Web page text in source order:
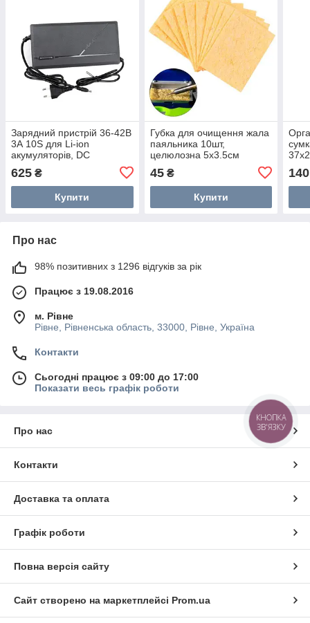
Зарядний пристрій 36-42В
3А 10S для Li-ion
акумуляторів, DC
625 ₴
Купити
Губка для очищення жала
паяльника 10шт,
целюлозна 5x3.5см
45₴
Купити
140
Про нас
98% позитивних з 1296 відгуків за рік
Працює з 19.08.2016
м. Рівне
Рівне, Рівненська область, 33000, Рівне, Україна
Контакти
Сьогодні працює з 09:00 до 17:00
Показати весь графік роботи
Про нас
Контакти
Доставка та оплата
Графік роботи
Повна версія сайту
Сайт створено на маркетплейсі Prom.ua
КНОПКА
ЗВ'ЯЗКУ